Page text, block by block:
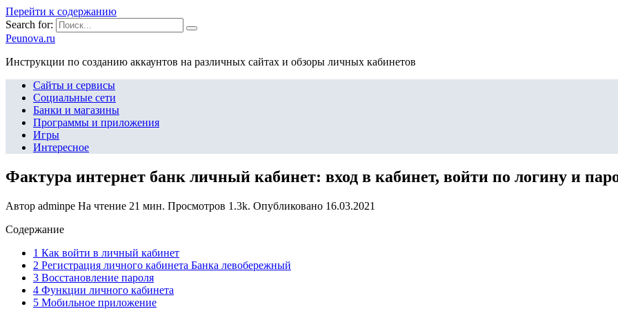
Перейти к содержанию
Search for:
Peunova.ru
Инструкции по созданию аккаунтов на различных сайтах и обзоры личных кабинетов
Сайты и сервисы
Социальные сети
Банки и магазины
Программы и приложения
Игры
Интересное
Фактура интернет банк личный кабинет: вход в кабинет, войти по логину и
Автор adminpe На чтение 21 мин. Просмотров 1.3k. Опубликовано 16.03.2021
Содержание
1 Как войти в личный кабинет
2 Регистрация личного кабинета Банка левобережный
3 Восстановление пароля
4 Функции личного кабинета
5 Мобильное приложение